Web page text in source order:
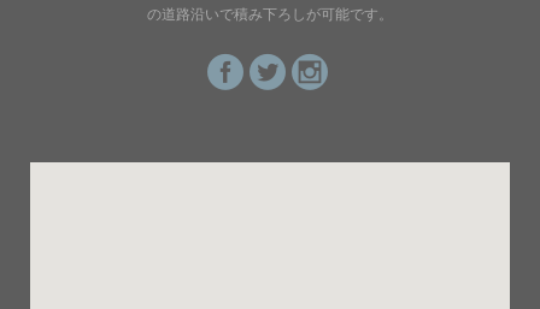
の道路沿いで積み下ろしが可能です。